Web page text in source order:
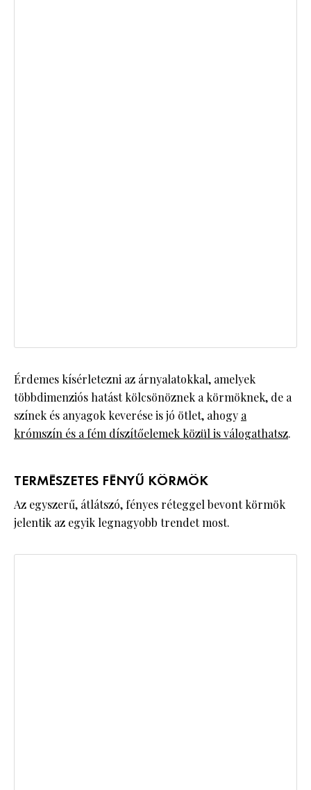
Érdemes kísérletezni az árnyalatokkal, amelyek
többdimenziós hatást kölcsönöznek a körmöknek, de a
színek és anyagok keverése is jó ötlet, ahogy a
krómszín és a fém díszítőelemek közül is válogathatsz.
TERMÉSZETES FÉNYŰ KÖRMÖK
Az egyszerű, átlátszó, fényes réteggel bevont körmök
jelentik az egyik legnagyobb trendet most.